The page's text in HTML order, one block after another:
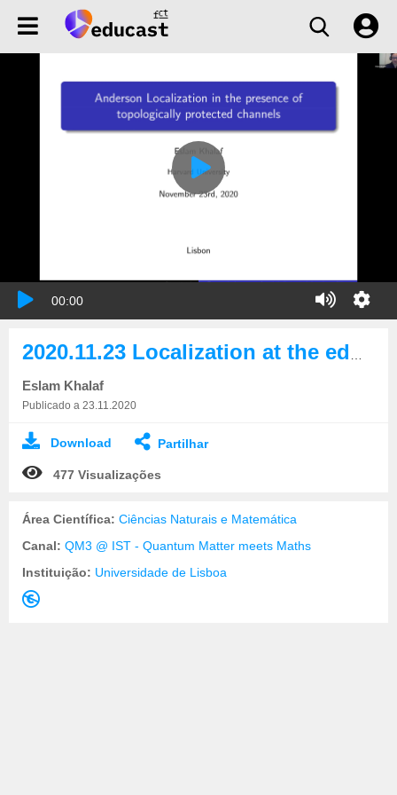
00:00
Eslam Khalaf
Publicado a 23.11.2020
Download Partilhar
477 Visualizações
Área Científica: Ciências Naturais e Matemática
Canal: QM3 @ IST - Quantum Matter meets Maths
Instituição: Universidade de Lisboa